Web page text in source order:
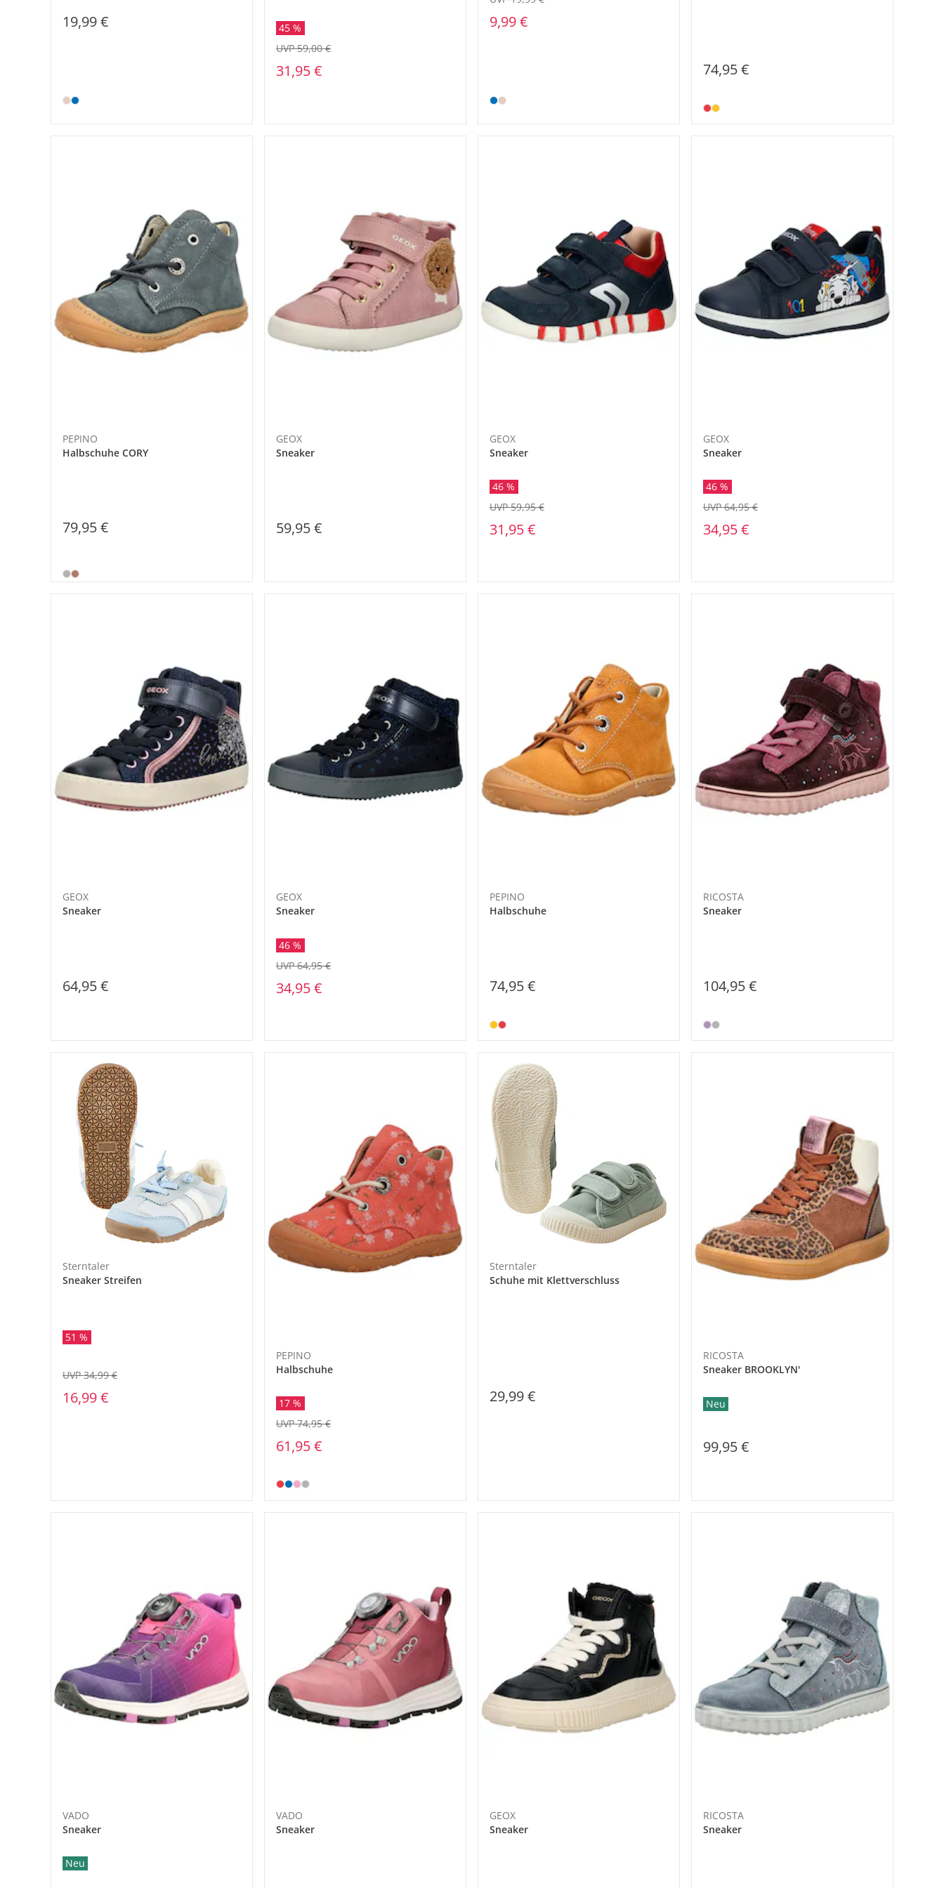
19,99 € 45 %
31,95 €
UVP 59,00 €
9,99 €
74,95 €
PEPINO
Halbschuhe CORY
79,95 €
GEOX
Sneaker
59,95 €
GEOX
Sneaker
46 %
31,95 €
UVP 59,95 €
GEOX
Sneaker
46 %
34,95 €
UVP 64,95 €
GEOX
Sneaker
64,95 €
GEOX
Sneaker
46 %
34,95 €
UVP 64,95 €
PEPINO
Halbschuhe
74,95 €
RICOSTA
Sneaker
104,95 €
Sterntaler
Sneaker Streifen
51 %
16,99 €
UVP 34,99 €
PEPINO
Halbschuhe
17 %
61,95 €
UVP 74,95 €
Sterntaler
Schuhe mit Klettverschluss
29,99 €
RICOSTA
Sneaker BROOKLYN'
Neu
99,95 €
VADO
Sneaker
Neu
VADO
Sneaker
GEOX
Sneaker
RICOSTA
Sneaker